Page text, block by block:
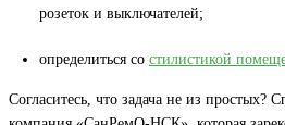
розеток и выключателей;
определиться со стилистикой
Согласитесь, что задача не из простых?